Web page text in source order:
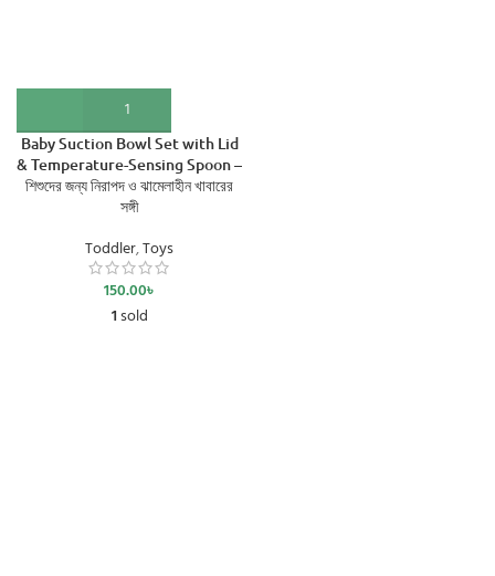
Baby Suction Bowl Set with Lid
& Temperature-Sensing Spoon –
শিশুদের জন্য নিরাপদ ও ঝামেলাহীন খাবারের
সঙ্গী
Toddler,Toys
150.00৳
1sold